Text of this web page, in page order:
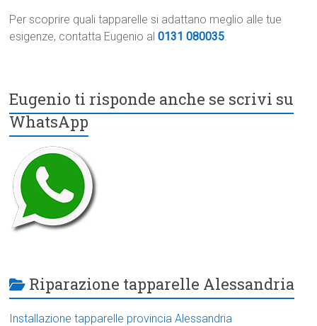
Per scoprire quali tapparelle si adattano meglio alle tue
esigenze, contatta Eugenio al0131 080035.
Eugenio ti risponde anche se scrivi su
WhatsApp
Riparazione tapparelle Alessandria
Installazione tapparelle provincia Alessandria